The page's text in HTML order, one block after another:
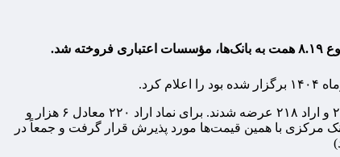
بر این اساس در ششمین حراج اوراق مالی اسلامی ۶ بانک و مؤسسه اعتباری غیر بانکی مشارکت داشتند؛ این اوراق در دو نماد معاملاتی اراد ۲۲۰ و اراد ۲۱۸ عرضه شدند. برای نماد اراد ۲۲۰ معادل ۶ هزار و
که عیناً از سوی بانک مرکزی با همین قیمت‌ها مورد پذیرش قرار گرفت و جمعاً در